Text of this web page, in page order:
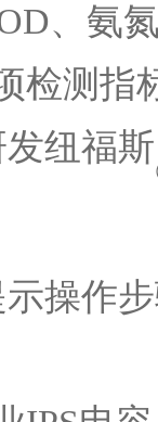
、氨
检测指
纽福斯
操作